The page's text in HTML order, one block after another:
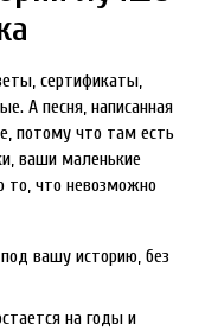
сертификаты,
А песня, написанная
потому что там есть
ваши маленькие
то, что невозможно
вашу историю, без
на годы и